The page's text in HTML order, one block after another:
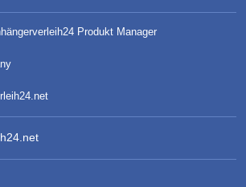
Produkt Manager